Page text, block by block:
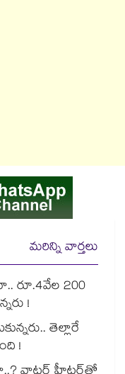
మరిన్ని వార్తలు
రూ.4వేల 200
!
తెల్లారే
!